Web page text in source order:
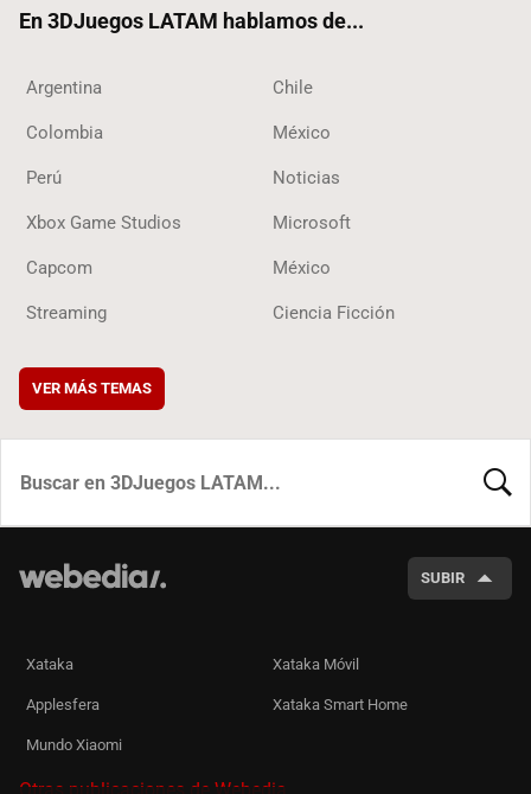
En 3DJuegos LATAM hablamos de...
Argentina Chile
Colombia México
Perú Noticias
Xbox Game Studios Microsoft
Capcom México
Streaming Ciencia Ficción
VER MÁS TEMAS
SUBIR
Xataka Xataka Móvil
Applesfera Xataka Smart Home
Mundo Xiaomi